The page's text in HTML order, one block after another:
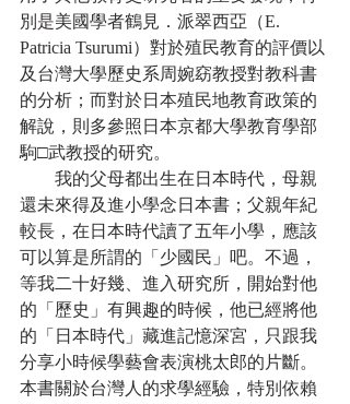
別是美國學者鶴見．派翠西亞（E.
Patricia Tsurumi）對於殖民教育的評價以
及台灣大學歷史系周婉窈教授對教科書
的分析；而對於日本殖民地教育政策的
解說，則多參照日本京都大學教育學部
駒□武教授的研究。
我的父母都出生在日本時代，母親
還未來得及進小學念日本書；父親年紀
較長，在日本時代讀了五年小學，應該
可以算是所謂的「少國民」吧。不過，
等我二十好幾、進入研究所，開始對他
的「歷史」有興趣的時候，他已經將他
的「日本時代」藏進記憶深宮，只跟我
分享小時候學藝會表演桃太郎的片斷。
本書關於台灣人的求學經驗，特別依賴